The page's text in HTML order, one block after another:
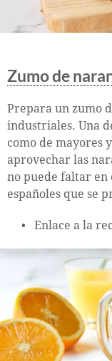
Zumo de
Prepara un zumo
industriales. Una
como de mayores
aprovechar las
no puede faltar en
españoles que se
Enlace a la